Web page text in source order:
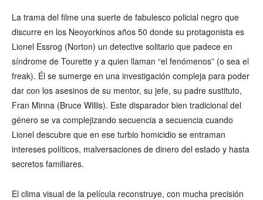
La trama del filme una suerte de fabulesco policial negro que
discurre en los Neoyorkinos años 50 donde su protagonista es
Lionel Essrog (Norton) un detective solitario que padece en
síndrome de Tourette y a quien llaman “el fenómenos” (o sea el
freak). Él se sumerge en una investigación compleja para poder
dar con los asesinos de su mentor, su jefe, su padre sustituto,
Fran Minna (Bruce Willis). Este disparador bien tradicional del
género se va complejizando secuencia a secuencia cuando
Lionel descubre que en ese turbio homicidio se entraman
intereses políticos, malversaciones de dinero del estado y hasta
secretos familiares.
El clima visual de la película reconstruye, con mucha precisión